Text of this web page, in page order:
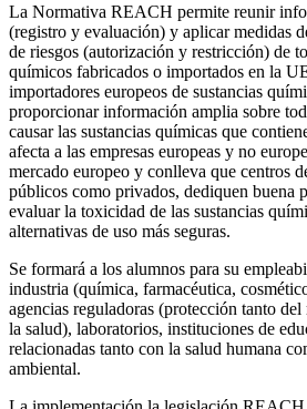
La Normativa REACH permite reunir
(registro y evaluación) y aplicar medidas
de riesgos (autorización y restricción) de
químicos fabricados o importados en la
importadores europeos de sustancias
proporcionar información amplia sobre
causar las sustancias químicas que
afecta a las empresas europeas y no
mercado europeo y conlleva que centros
públicos como privados, dediquen buena
evaluar la toxicidad de las sustancias
alternativas de uso más seguras.
Se formará a los alumnos para su
industria (química, farmacéutica,
agencias reguladoras (protección tanto
la salud), laboratorios, instituciones de
relacionadas tanto con la salud humana
ambiental.